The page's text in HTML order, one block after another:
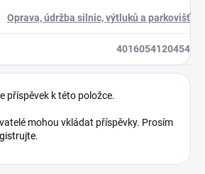
Oprava, údržba silnic, výtluků a parkovišť
4016054120454
příspěvek k této položce.
mohou vkládat příspěvky. Prosím
.